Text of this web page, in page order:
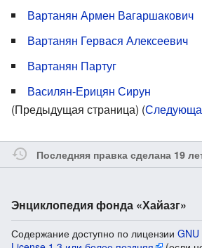
Вартанян Армен Вагаршакович
Вартанян Гервася Алексеевич
Вартанян Партуг
Василян-Ерицян Сирун
(Предыдущая страница) (
Последняя правка сделана 19
Энциклопедия фонда «Хайазг»
Содержание доступно по лицензии